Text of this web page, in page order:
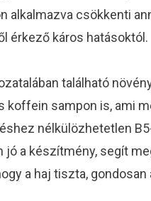
alkalmazva csökkenti
érkező káros hatásoktól.
található
sampon is, ami
nélkülözhetetlen
a készítmény, segít
a haj tiszta,